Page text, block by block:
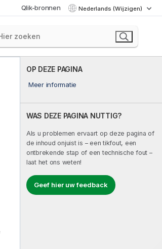
Qlik-bronnen Nederlands (Wijzigen)
OP DEZE PAGINA
Meer informatie
WAS DEZE PAGINA NUTTIG?
Als u problemen ervaart op deze pagina of
de inhoud onjuist is – een tikfout, een
ontbrekende stap of een technische fout –
laat het ons weten!
Geef hier uw feedback